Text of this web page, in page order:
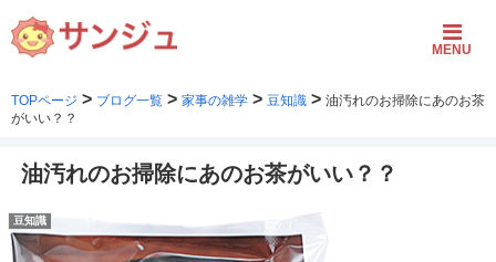
MENU
TOPページ > ブログ一覧 > 家事の雑学 > 豆知識 > 油汚れのお掃除にあのお茶
がいい？？
油汚れのお掃除にあのお茶がいい？？
豆知識